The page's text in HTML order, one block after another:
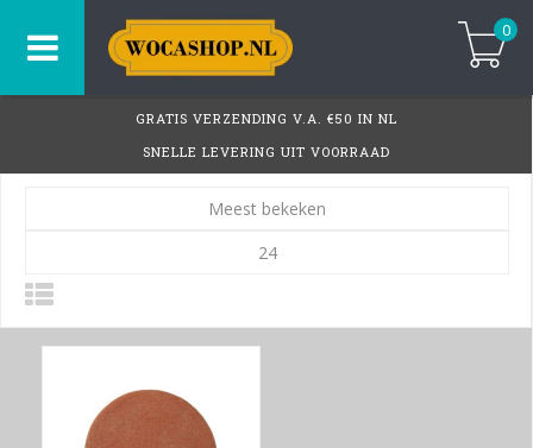
0
GRATIS VERZENDING V.A. €50 IN NL
SNELLE LEVERING UIT VOORRAAD
Meest bekeken
24